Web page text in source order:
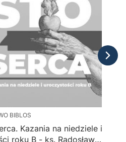
BIBLOS
Kazania na niedziele i
roku B - ks. Radosław